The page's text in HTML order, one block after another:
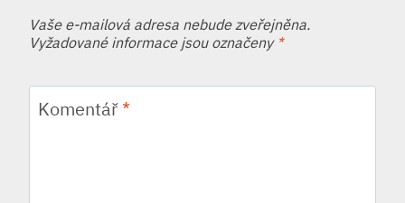
Vaše e-mailová adresa nebude zveřejněna.
Vyžadované informace jsou označeny *
Komentář*